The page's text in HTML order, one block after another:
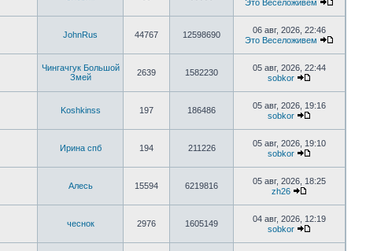
Это Веселоживем
JohnRus 44767 12598690
06 авг, 2026, 22:46
Это Веселоживем
Чингачгук Большой
Змей
2639 1582230
05 авг, 2026, 22:44
sobkor
Koshkinss 197 186486
05 авг, 2026, 19:16
sobkor
Ирина спб 194 211226
05 авг, 2026, 19:10
sobkor
Алесь 15594 6219816
05 авг, 2026, 18:25
zh26
чеснок 2976 1605149
04 авг, 2026, 12:19
sobkor